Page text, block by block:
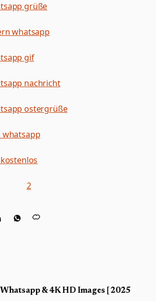
2
& 4K HD Images [ 2025